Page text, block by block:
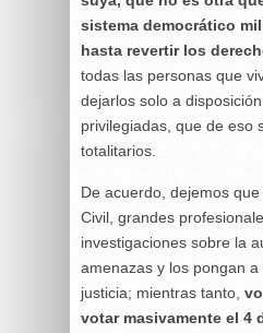
sistema democrático
hasta revertir los
todas las personas que
dejarlos solo a
privilegiadas, que de eso
totalitarios.
De acuerdo, dejemos
Civil, grandes
investigaciones sobre la
amenazas y los pongan
justicia; mientras tanto,
votar masivamente el 4